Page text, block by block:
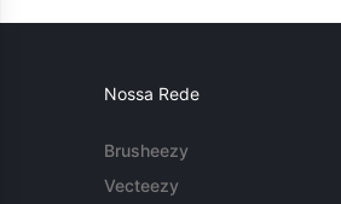
Nossa Rede
Brusheezy
Vecteezy